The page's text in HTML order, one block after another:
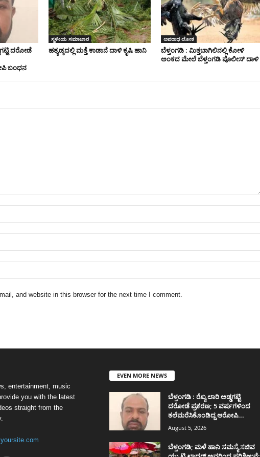
ದರೋಡೆ
ಬಂಧನ
ಸ್ಥಳೀಯ ಸಮಾಚಾರ
ಹತ್ಯಡ್ಕದಲ್ಲಿ ಮತ್ತೆ ಕಾಡಾನೆ ದಾಳಿ ಕೃಷಿ ಹಾನಿ
ಅಪರಾಧ ಲೋಕ
ಬೆಳ್ತಂಗಡಿ : ಮಿತ್ತಬಾಗಿಲಿನಲ್ಲಿ ಕೋಳಿ
ಅಂಕದ ಮೇಲೆ ಬೆಳ್ತಂಗಡಿ ಪೊಲೀಸ್ ದಾಳಿ
and website in this browser for the next time I comment.
entertainment, music
you with the latest
straight from the
EVEN MORE NEWS
ಬೆಳ್ತಂಗಡಿ : ರೆಖ್ಯ ಲಾರಿ ಅಡ್ಡಗಟ್ಟಿ
ದರೋಡೆ ಪ್ರಕರಣ; 5 ವರ್ಷಗಳಿಂದ
ತಲೆಮರೆಸಿಕೊಂಡಿದ್ದ ಆರೋಪಿ...
August 5, 2026
ಬೆಳ್ತಂಗಡಿ; ಮಳೆ ಹಾನಿ ಸಮಸ್ಯೆ ಸಚಿವ